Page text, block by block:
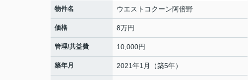
物件名 ウエストコクーン阿倍野
価格 8万円
管理/共益費 10,000円
築年月 2021年1月（築5年）